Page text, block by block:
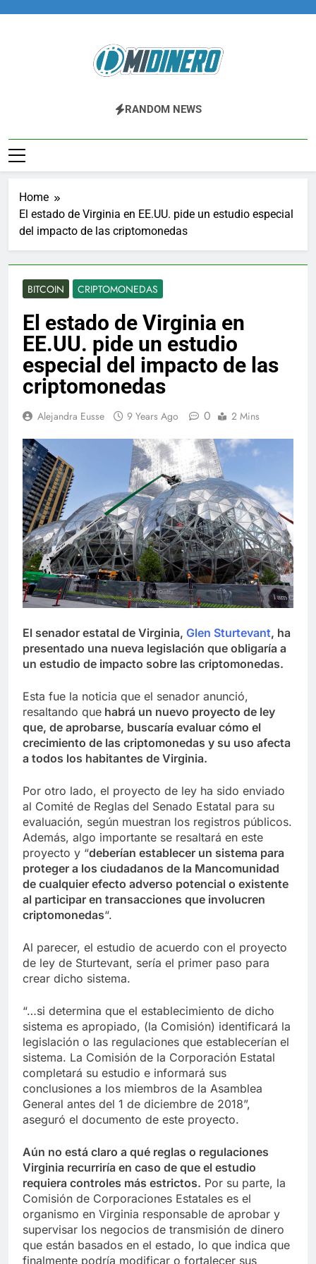
Midinero.co
Fintech, Criptomonedas
RANDOM NEWS
Home
El estado de Virginia en EE.UU. pide un estudio especial
del impacto de las criptomonedas
BITCOIN CRIPTOMONEDAS
El estado de Virginia en
EE.UU. pide un estudio
especial del impacto de las
criptomonedas
Alejandra Eusse 9 Years Ago 0 2 Mins
El senador estatal de Virginia, Glen Sturtevant, ha
presentado una nueva legislación que obligaría a
un estudio de impacto sobre las criptomonedas.
Esta fue la noticia que el senador anunció,
resaltando que habrá un nuevo proyecto de ley
que, de aprobarse, buscaría evaluar cómo el
crecimiento de las criptomonedas y su uso afecta
a todos los habitantes de Virginia.
Por otro lado, el proyecto de ley ha sido enviado
al Comité de Reglas del Senado Estatal para su
evaluación, según muestran los registros públicos.
Además, algo importante se resaltará en este
proyecto y “deberían establecer un sistema para
proteger a los ciudadanos de la Mancomunidad
de cualquier efecto adverso potencial o existente
al participar en transacciones que involucren
criptomonedas“.
Al parecer, el estudio de acuerdo con el proyecto
de ley de Sturtevant, sería el primer paso para
crear dicho sistema.
“…si determina que el establecimiento de dicho
sistema es apropiado, (la Comisión) identificará la
legislación o las regulaciones que establecerían el
sistema. La Comisión de la Corporación Estatal
completará su estudio e informará sus
conclusiones a los miembros de la Asamblea
General antes del 1 de diciembre de 2018”,
aseguró el documento de este proyecto.
Aún no está claro a qué reglas o regulaciones
Virginia recurriría en caso de que el estudio
requiera controles más estrictos. Por su parte, la
Comisión de Corporaciones Estatales es el
organismo en Virginia responsable de aprobar y
supervisar los negocios de transmisión de dinero
que están basados ​​en el estado, lo que indica que
finalmente podría modificar o fortalecer sus